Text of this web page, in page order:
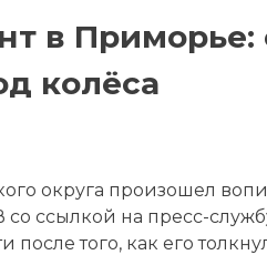
в Приморье:
колёса
округа произошел
ссылкой на пресс-
того, как его